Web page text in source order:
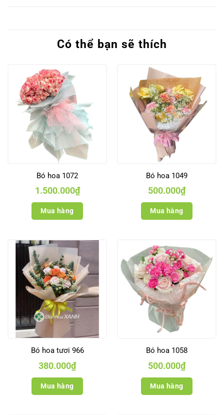
Có thể bạn sẽ thích
Bó hoa 1072
1.500.000₫
Mua hàng
Bó hoa 1049
500.000₫
Mua hàng
Bó hoa tươi 966
380.000₫
Mua hàng
Bó hoa 1058
500.000₫
Mua hàng